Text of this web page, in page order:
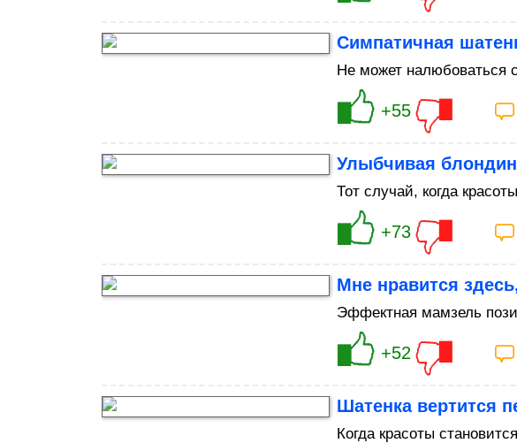
Симпатичная
Не может налюбоваться
+55
Улыбчивая
Тот случай, когда
+73
Мне нравится
Эффектная мамзель
+52
Шатенка вертится
Когда красоты